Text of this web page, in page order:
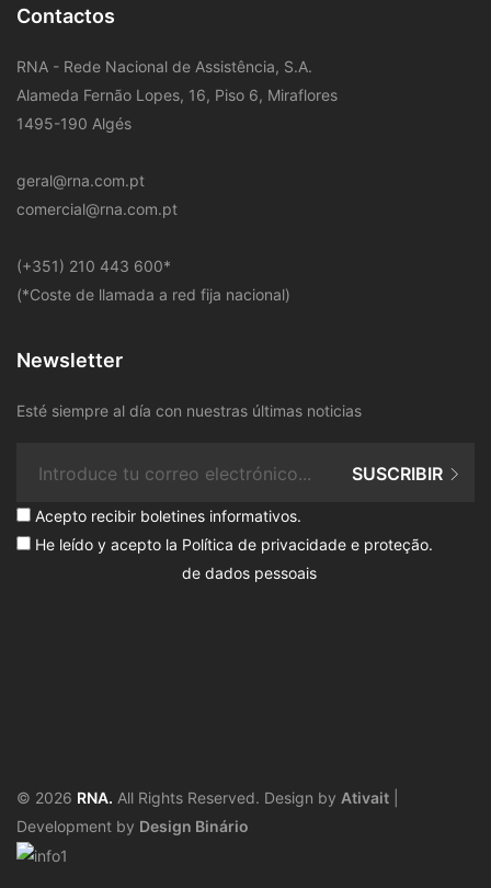
Contactos
RNA - Rede Nacional de Assistência, S.A.
Alameda Fernão Lopes, 16, Piso 6, Miraflores
1495-190 Algés
geral@rna.com.pt
comercial@rna.com.pt
​(+351) 210 443 600*
(*Coste de llamada a red fija nacional)
Newsletter
Esté siempre al día con nuestras últimas noticias
Acepto recibir boletines informativos.
He leído y acepto la Política de privacidade e proteção
de dados pessoais
.
SUSCRIBIR
© 2026 RNA. All Rights Reserved. Design by Ativait
Development by Design Binário